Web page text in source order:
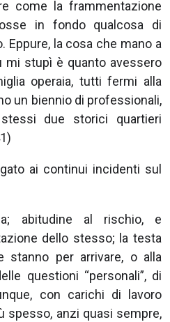
come la frammentazione
in fondo qualcosa di
la cosa che mano a
mi stupì è quanto avessero
operaia, tutti fermi alla
un biennio di professionali,
due storici quartieri
ai continui incidenti sul
abitudine al rischio, e
dello stesso; la testa
per arrivare, o alla
questioni “personali”, di
con carichi di lavoro
spesso, anzi quasi sempre,